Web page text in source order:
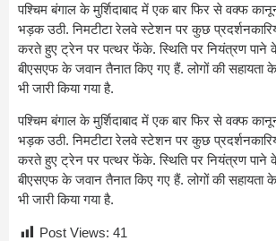
पश्चिम बंगाल के मुर्शिदाबाद में एक बार फिर से वक्फ
भड़क उठी. निमटीटा रेलवे स्टेशन पर कुछ
करते हुए ट्रेन पर पत्थर फेंके. स्थिति पर नियंत्रण पाने
बीएसएफ के जवान तैनात किए गए हैं. लोगों की सहायता
भी जारी किया गया है.
पश्चिम बंगाल के मुर्शिदाबाद में एक बार फिर से वक्फ
भड़क उठी. निमटीटा रेलवे स्टेशन पर कुछ
करते हुए ट्रेन पर पत्थर फेंके. स्थिति पर नियंत्रण पाने
बीएसएफ के जवान तैनात किए गए हैं. लोगों की सहायता
भी जारी किया गया है.
Post Views: 41